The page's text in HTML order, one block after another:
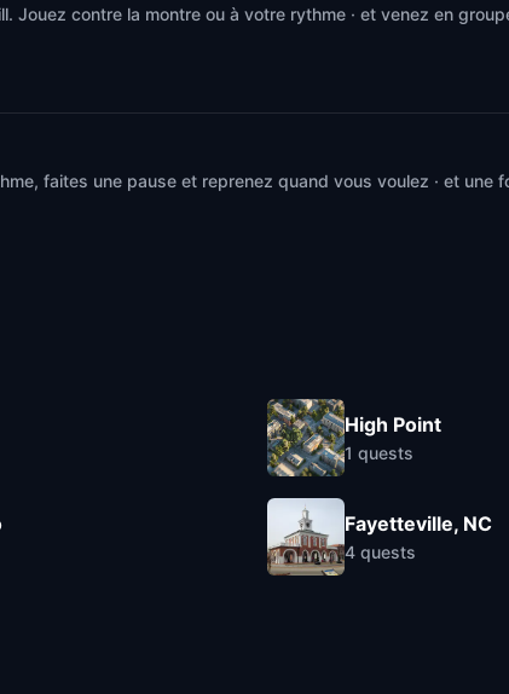
contre la montre ou à votre rythme · et venez en
faites une pause et reprenez quand vous voulez · et une
High Point
1 quests
Fayetteville, NC
4 quests